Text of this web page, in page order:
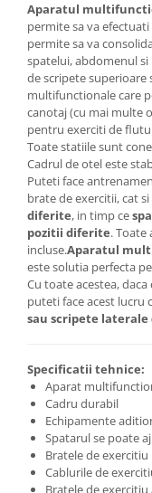
Aparatul
permite sa va
permite sa va
spatelui, abdomenul
de scripete superioare
multifunctionale care
canotaj (cu mai multe
pentru exerciti de
Toate statiile sunt
Cadrul de otel este
Puteti face
brate de exercitii, cat si
diferite, in timp ce
pozitii diferite. Toate
incluse.Aparatul
este solutia perfecta
Cu toate acestea,
puteti face acest lucru
sau scripete laterale
Specificatii tehnice:
Aparat
Cadru durabil
Echipamente
Spatarul se poate
Bratele de
Cablurile de
Bratele de